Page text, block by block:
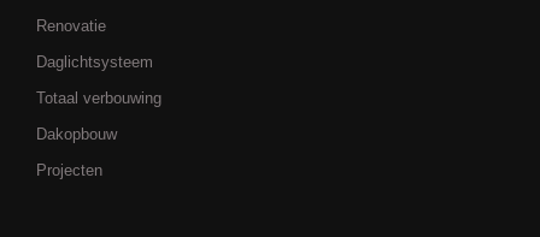
Renovatie
Daglichtsysteem
Totaal verbouwing
Dakopbouw
Projecten